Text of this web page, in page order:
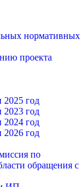
нормативных
проекта
2025 год
2023 год
2024 год
2026 год
по
обращения с